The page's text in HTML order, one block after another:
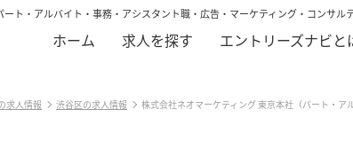
ト・アルバイト・事務・アシスタント職・広告・マーケティング・コンサル
ホーム 求人を探す エントリーズナビと
求人情報 渋谷区の求人情報 株式会社ネオマーケティング 東京本社（パート・